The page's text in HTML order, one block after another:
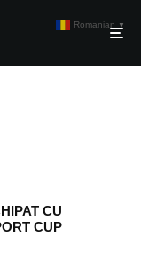
CU
CUP
Romanian ▼